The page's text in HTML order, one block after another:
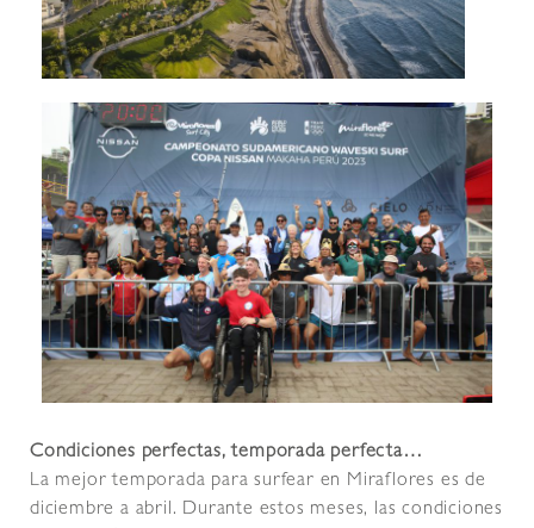
Condiciones perfectas, temporada perfecta…
La mejor temporada para surfear en Miraflores es de
diciembre a abril. Durante estos meses, las condiciones